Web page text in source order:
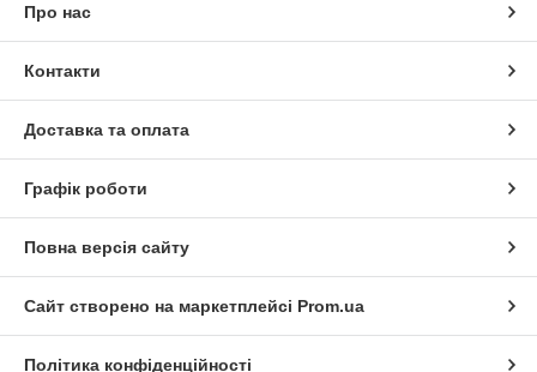
Про нас
Контакти
Доставка та оплата
Графік роботи
Повна версія сайту
Сайт створено на маркетплейсі Prom.ua
Політика конфіденційності